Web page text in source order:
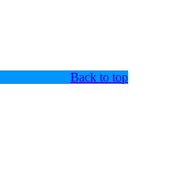
Back to top